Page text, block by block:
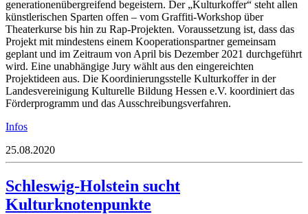
generationenübergreifend begeistern. Der „Kulturkoffer“ steht allen
künstlerischen Sparten offen – vom Graffiti-Workshop über
Theaterkurse bis hin zu Rap-Projekten. Voraussetzung ist, dass das
Projekt mit mindestens einem Kooperationspartner gemeinsam
geplant und im Zeitraum von April bis Dezember 2021 durchgeführt
wird. Eine unabhängige Jury wählt aus den eingereichten
Projektideen aus. Die Koordinierungsstelle Kulturkoffer in der
Landesvereinigung Kulturelle Bildung Hessen e.V. koordiniert das
Förderprogramm und das Ausschreibungsverfahren.
Infos
25.08.2020
Schleswig-Holstein sucht
Kulturknotenpunkte